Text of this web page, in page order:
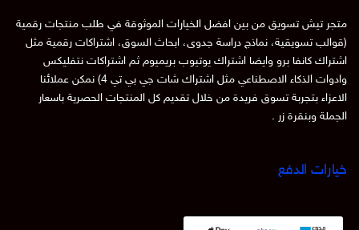
متجر تيش تسويق من بين افضل الخيارات الموثوقة في طلب منتجات رقمية
(قوالب تسويقية، نماذج دراسة جدوى، ابحاث السوق، اشتراكات رقمية مثل
اشتراك كانفا برو وايضا اشتراك يوتيوب بريميوم ثم اشتراكات نتفليكس
وادوات الذكاء الاصطناعي مثل اشتراك شات جي بي تي 4) نمكن عملائنا
الاعزاء بتجربة تسوق فريدة من خلال تقديم كل المنتجات الحصرية باسعار
الجملة وبنقرة زر .
خيارات الدفع